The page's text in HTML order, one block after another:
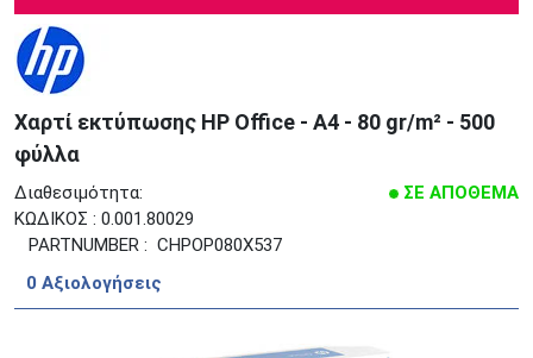
Χαρτί εκτύπωσης HP Office - A4 - 80 gr/m² - 500
φύλλα
Διαθεσιμότητα:
ΣΕ ΑΠΟΘΕΜΑ
ΚΩΔΙΚΟΣ : 0.001.80029
PARTNUMBER : CHPOP080X537
0 Aξιολογήσεις